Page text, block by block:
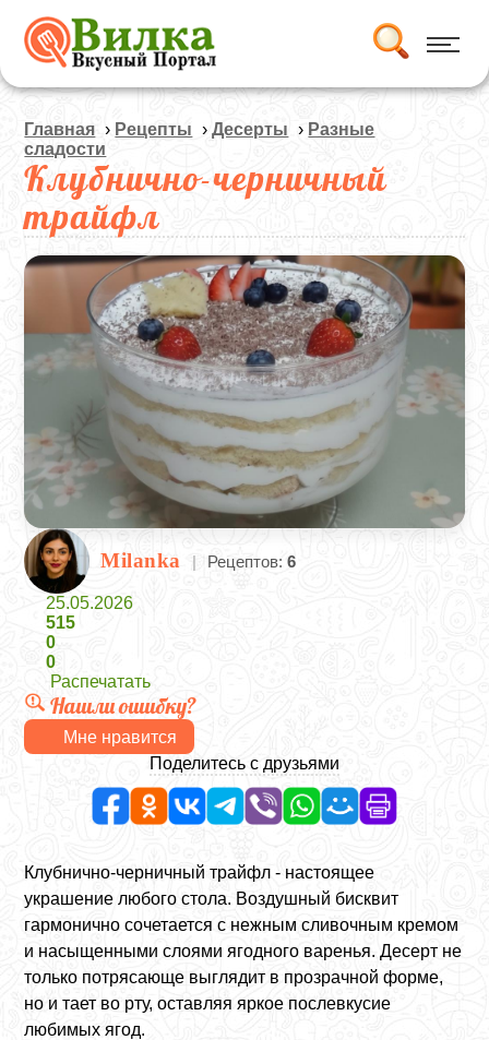
Главная › Рецепты ›Десерты › Разные
сладости
Клубнично-черничный
трайфл
Milanka | Рецептов: 6
25.05.2026
515
0
0
Распечатать
Нашли ошибку?
Мне нравится
Поделитесь с друзьями
Клубнично-черничный трайфл - настоящее
украшение любого стола. Воздушный бисквит
гармонично сочетается с нежным сливочным кремом
и насыщенными слоями ягодного варенья. Десерт не
только потрясающе выглядит в прозрачной форме,
но и тает во рту, оставляя яркое послевкусие
любимых ягод.